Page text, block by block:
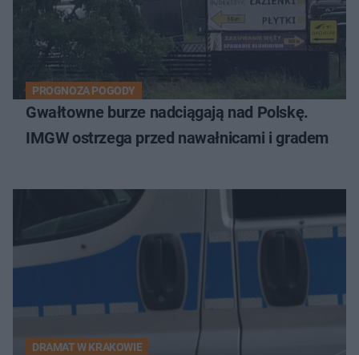
PROGNOZA POGODY
Gwałtowne burze nadciągają nad Polskę.
IMGW ostrzega przed nawałnicami i gradem
DRAMAT W KRAKOWIE